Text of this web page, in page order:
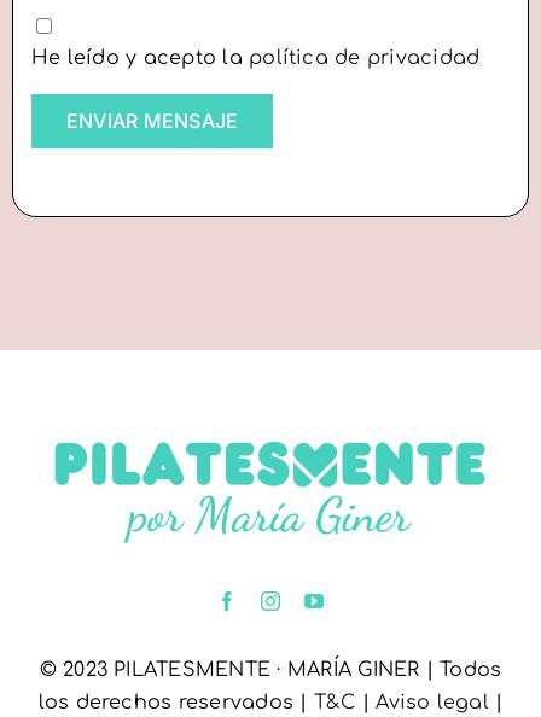
He leído y acepto la política de privacidad
ENVIAR MENSAJE
© 2023 PILATESMENTE · MARÍA GINER | Todos
los derechos reservados | T&C |Aviso legal